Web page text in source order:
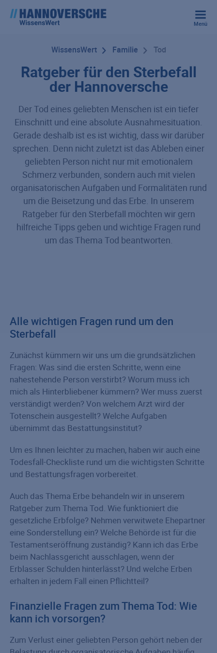
Menü
WissensWert Familie Tod
Ratgeber für den Sterbefall
der Hannoversche
Der Tod eines geliebten Menschen ist ein tiefer
Einschnitt und eine absolute Ausnahmesituation.
Gerade deshalb ist es ist wichtig, dass wir darüber
sprechen. Denn nicht zuletzt ist das Ableben einer
geliebten Person nicht nur mit emotionalem
Schmerz verbunden, sondern auch mit vielen
organisatorischen Aufgaben und Formalitäten rund
um die Beisetzung und das Erbe. In unserem
Ratgeber für den Sterbefall möchten wir gern
hilfreiche Tipps geben und wichtige Fragen rund
um das Thema Tod beantworten.
Alle wichtigen Fragen rund um den
Sterbefall
Zunächst kümmern wir uns um die grundsätzlichen
Fragen: Was sind die ersten Schritte, wenn eine
nahestehende Person verstirbt? Worum muss ich
mich als Hinterbliebener kümmern? Wer muss zuerst
verständigt werden? Von welchem Arzt wird der
Totenschein ausgestellt? Welche Aufgaben
übernimmt das Bestattungsinstitut?
Um es Ihnen leichter zu machen, haben wir auch eine
Todesfall-Checkliste rund um die wichtigsten Schritte
und Bestattungsfragen vorbereitet.
Auch das Thema Erbe behandeln wir in unserem
Ratgeber zum Thema Tod. Wie funktioniert die
gesetzliche Erbfolge? Nehmen verwitwete Ehepartner
eine Sonderstellung ein? Welche Behörde ist für die
Testamentseröffnung zuständig? Kann ich das Erbe
beim Nachlassgericht ausschlagen, wenn der
Erblasser Schulden hinterlässt? Und welche Erben
erhalten in jedem Fall einen Pflichtteil?
Finanzielle Fragen zum Thema Tod: Wie
kann ich vorsorgen?
Zum Verlust einer geliebten Person gehört neben der